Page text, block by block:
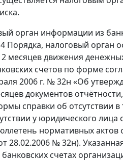
орган информации из
Порядка, налоговый
месяцев движения
счетов по форме
2006 г. № 32н «Об
документов
справки об отсутствии
у юридического
нормативных
28.02.2006 № 32н).
счетах